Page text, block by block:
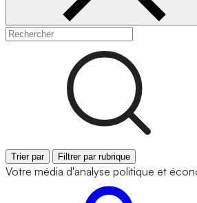
Trier par Filtrer par rubrique
Votre média d'analyse politique et